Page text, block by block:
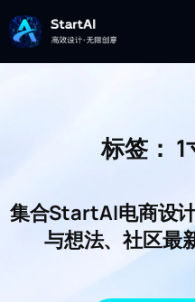
标签：
集合StartAI电商设
与想法、社区最